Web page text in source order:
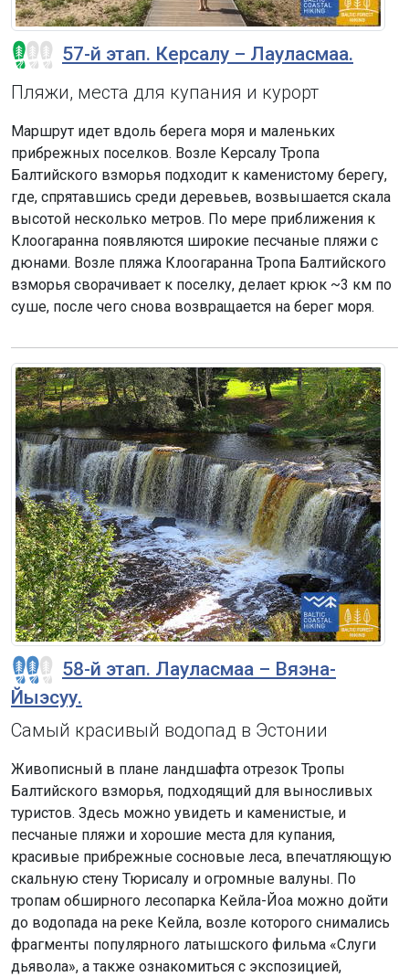
57-й этап. Керсалу – Лауласмаа.
Пляжи, места для купания и курорт
Маршрут идет вдоль берега моря и маленьких
прибрежных поселков. Возле Керсалу Тропа
Балтийского взморья подходит к каменистому берегу,
где, спрятавшись среди деревьев, возвышается скала
высотой несколько метров. По мере приближения к
Клоогаранна появляются широкие песчаные пляжи с
дюнами. Возле пляжа Клоогаранна Тропа Балтийского
взморья сворачивает к поселку, делает крюк ~3 км по
суше, после чего снова возвращается на берег моря.
58-й этап. Лауласмаа – Вяэна-
Йыэсуу.
Самый красивый водопад в Эстонии
Живописный в плане ландшафта отрезок Тропы
Балтийского взморья, подходящий для выносливых
туристов. Здесь можно увидеть и каменистые, и
песчаные пляжи и хорошие места для купания,
красивые прибрежные сосновые леса, впечатляющую
скальную стену Тюрисалу и огромные валуны. По
тропам обширного лесопарка Кейла-Йоа можно дойти
до водопада на реке Кейла, возле которого снимались
фрагменты популярного латышского фильма «Слуги
дьявола», а также ознакомиться с экспозицией,